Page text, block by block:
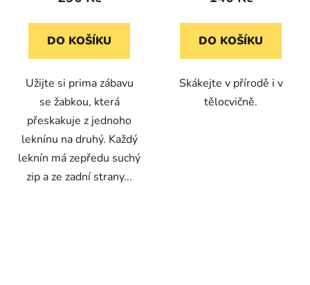
DO KOŠÍKU
Užijte si prima zábavu
se žabkou, která
přeskakuje z jednoho
leknínu na druhý. Každý
leknín má zepředu suchý
zip a ze zadní strany...
DO KOŠÍKU
Skákejte v přírodě i v
tělocvičně.